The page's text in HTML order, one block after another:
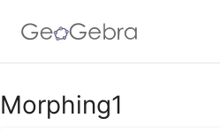
Google Classroom
Morphing1